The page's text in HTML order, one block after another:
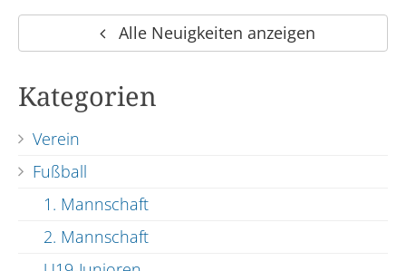
Alle Neuigkeiten anzeigen
Kategorien
Verein
Fußball
1. Mannschaft
2. Mannschaft